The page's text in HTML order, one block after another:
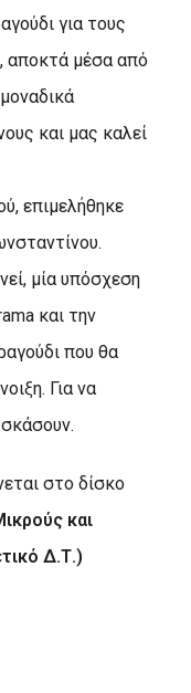
για τους
αποκτά μέσα από
και μας καλεί
επιμελήθηκε
μία υπόσχεση
και την
που θα
Για να
σκάσουν.
στο δίσκο
και
Δ.Τ.)